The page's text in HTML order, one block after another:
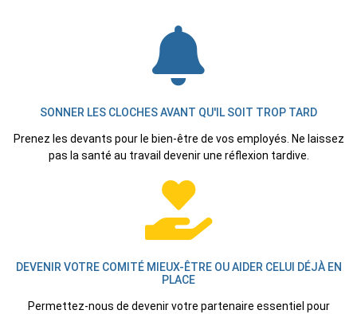
SONNER LES CLOCHES AVANT QU'IL SOIT TROP TARD
Prenez les devants pour le bien-être de vos employés. Ne laissez
pas la santé au travail devenir une réflexion tardive.
DEVENIR VOTRE COMITÉ MIEUX-ÊTRE OU AIDER CELUI DÉJÀ EN
PLACE
Permettez-nous de devenir votre partenaire essentiel pour